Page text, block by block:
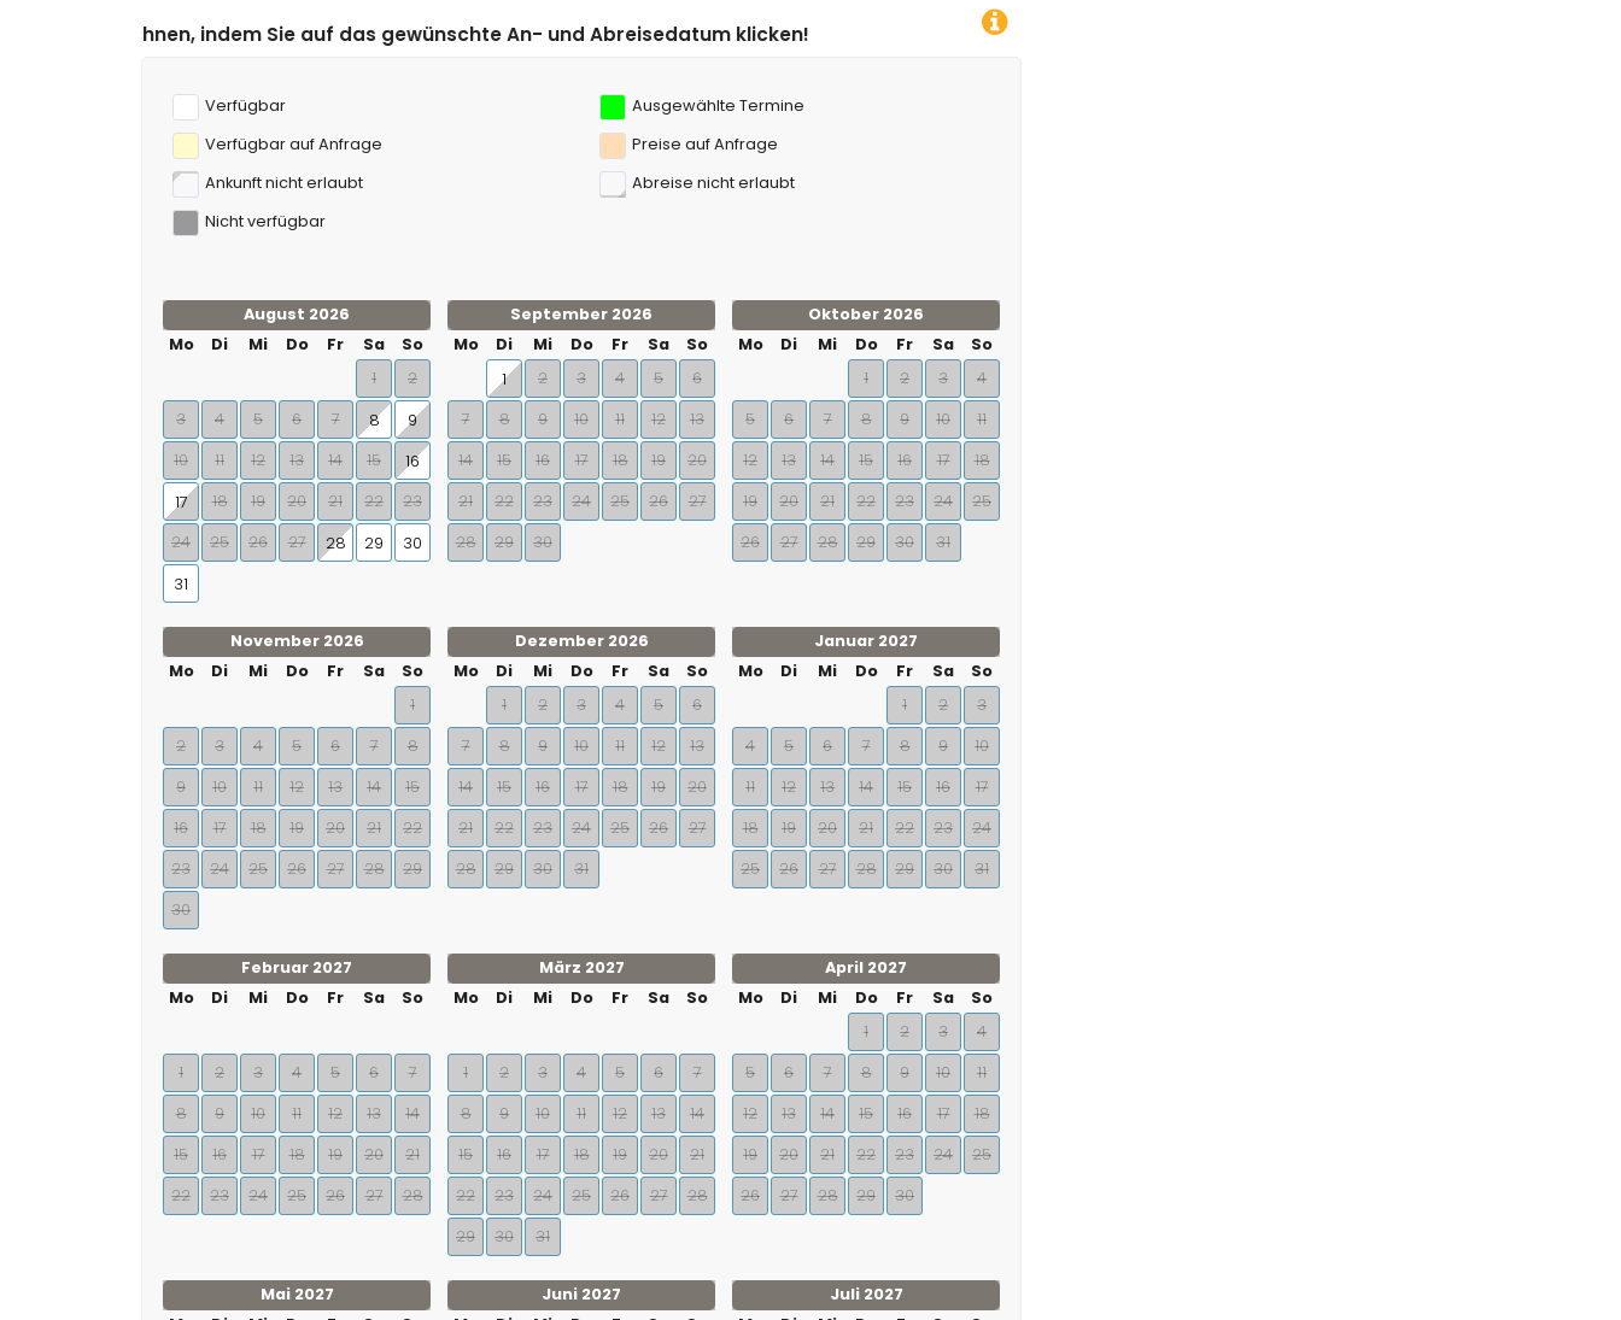
indem Sie auf das gewünschte An- und Abreisedatum klicken!
Verfügbar
Ausgewählte Termine
Verfügbar auf Anfrage
Preise auf Anfrage
Ankunft nicht erlaubt
Abreise nicht erlaubt
Nicht verfügbar
August 2026
Mo
Di Mi Do Fr Sa
So
1
2
3
4 5 6 7 8
9
10
11 12 13 14 15
16
17
18 19 20 21 22
23
24
25 26 27 28 29
30
31
September 2026
Mo
Di Mi Do Fr Sa
So
1
2 3 4 5
6
7
8 9 10 11 12
13
14
15 16 17 18 19
20
21
22 23 24 25 26
27
28
29 30
Oktober 2026
Mo
Di Mi Do Fr Sa
So
1
2 3
4
5
6 7 8 9 10
11
12
13 14 15 16 17
18
19
20 21 22 23 24
25
26
27 28 29 30 31
November 2026
Mo
Di Mi Do Fr Sa
So
1
2
3 4 5 6 7
8
9
10 11 12 13 14
15
16
17 18 19 20 21
22
23
24 25 26 27 28
29
30
Dezember 2026
Mo
Di Mi Do Fr Sa
So
1
2 3 4 5
6
7
8 9 10 11 12
13
14
15 16 17 18 19
20
21
22 23 24 25 26
27
28
29 30 31
Januar 2027
Mo
Di Mi Do Fr Sa
So
1
2
3
4
5 6 7 8 9
10
11
12 13 14 15 16
17
18
19 20 21 22 23
24
25
26 27 28 29 30 31
Februar 2027
Mo
Di Mi Do Fr Sa So
1 2 3 4 5 6
7
8
9 10 11 12 13
14
15
16 17 18 19 20
21
22
23 24 25 26 27 28
März 2027
Mo
Di Mi Do Fr Sa So
1 2 3 4 5 6
7
8
9 10 11 12 13
14
15
16 17 18 19 20
21
22
23 24 25 26 27
28
29
30 31
April 2027
Mo
Di Mi Do Fr Sa
So
1
2 3
4
5
6 7 8 9 10
11
12
13 14 15 16 17
18
19
20 21 22 23 24
25
26
27 28 29 30
Mai 2027
Juni 2027
Juli 2027